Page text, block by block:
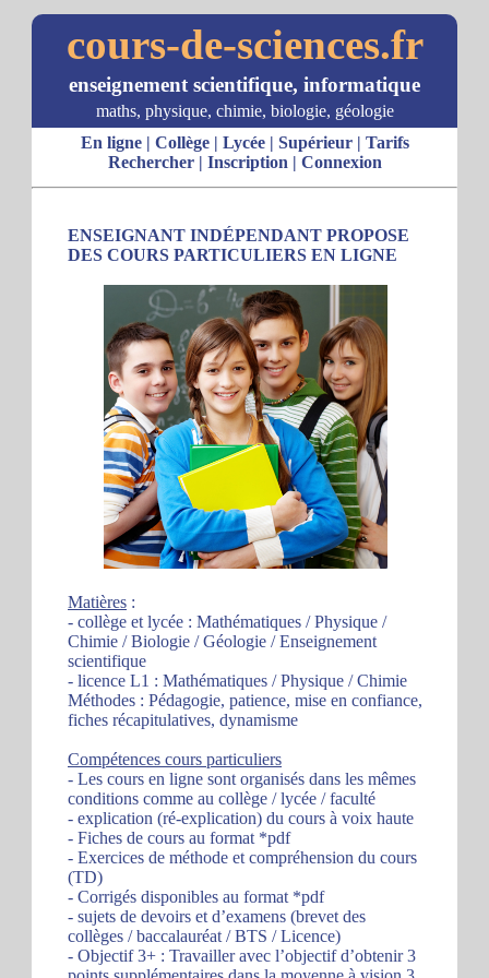
cours-de-sciences.fr
enseignement scientifique, informatique
maths, physique, chimie, biologie, géologie
En ligne| Collège| Lycée| Supérieur| Tarifs
Rechercher| Inscription | Connexion
ENSEIGNANT INDÉPENDANT PROPOSE
DES COURS PARTICULIERS EN LIGNE
Matières :
- collège et lycée : Mathématiques / Physique /
Chimie / Biologie / Géologie / Enseignement
scientifique
- licence L1 : Mathématiques / Physique / Chimie
Méthodes : Pédagogie, patience, mise en confiance,
fiches récapitulatives, dynamisme
Compétences cours particuliers
- Les cours en ligne sont organisés dans les mêmes
conditions comme au collège / lycée / faculté
- explication (ré-explication) du cours à voix haute
- Fiches de cours au format *pdf
- Exercices de méthode et compréhension du cours
(TD)
- Corrigés disponibles au format *pdf
- sujets de devoirs et d’examens (brevet des
collèges / baccalauréat / BTS / Licence)
- Objectif 3+ : Travailler avec l’objectif d’obtenir 3